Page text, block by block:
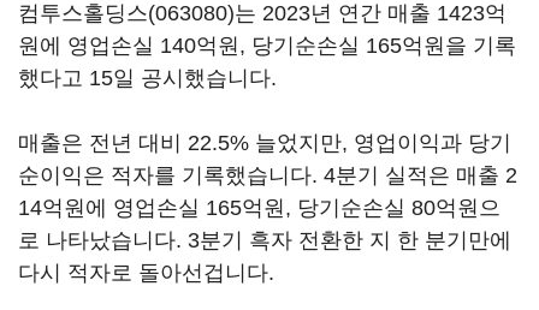
컴투스홀딩스(063080)는 2023년 연간 매출 1423억
원에 영업손실 140억원, 당기순손실 165억원을 기록
했다고 15일 공시했습니다.
매출은 전년 대비 22.5% 늘었지만, 영업이익과 당기
순이익은 적자를 기록했습니다. 4분기 실적은 매출 2
14억원에 영업손실 165억원, 당기순손실 80억원으
로 나타났습니다. 3분기 흑자 전환한 지 한 분기만에
다시 적자로 돌아선겁니다.